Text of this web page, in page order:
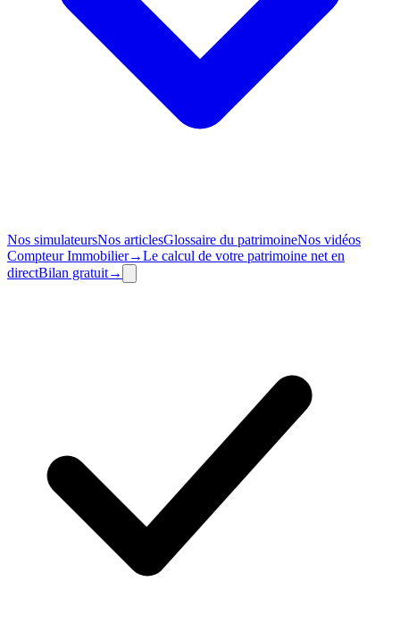
Nos simulateursNos articlesGlossaire du patrimoineNos vidéos
CompteurImmobilier→Le calcul de votre patrimoine net en
directBilan gratuit→